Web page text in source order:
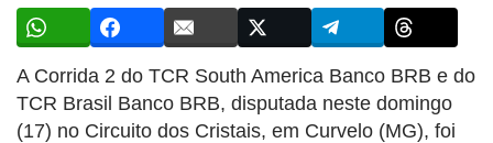
A Corrida 2 do TCR South America Banco BRB e do
TCR Brasil Banco BRB, disputada neste domingo
(17) no Circuito dos Cristais, em Curvelo (MG), foi